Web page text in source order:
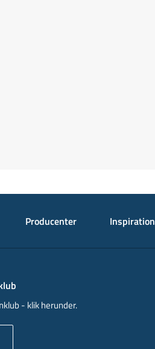
Producenter Inspiration
- klik herunder.